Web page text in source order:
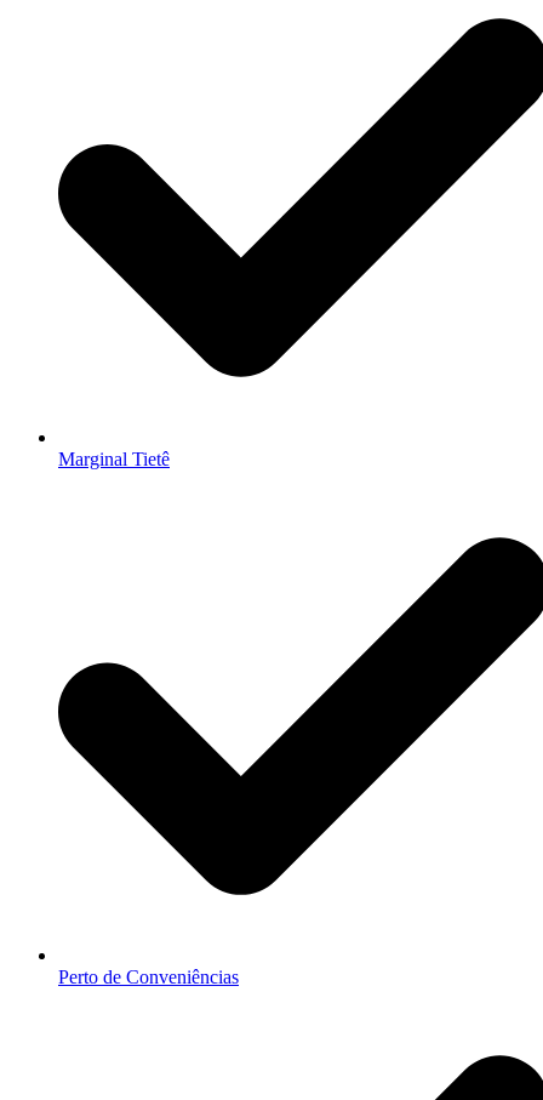
Marginal Tietê
Perto de Conveniências